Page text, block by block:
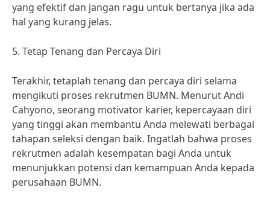
yang efektif dan jangan ragu untuk bertanya jika ada
hal yang kurang jelas.
5. Tetap Tenang dan Percaya Diri
Terakhir, tetaplah tenang dan percaya diri selama
mengikuti proses rekrutmen BUMN. Menurut Andi
Cahyono, seorang motivator karier, kepercayaan diri
yang tinggi akan membantu Anda melewati berbagai
tahapan seleksi dengan baik. Ingatlah bahwa proses
rekrutmen adalah kesempatan bagi Anda untuk
menunjukkan potensi dan kemampuan Anda kepada
perusahaan BUMN.